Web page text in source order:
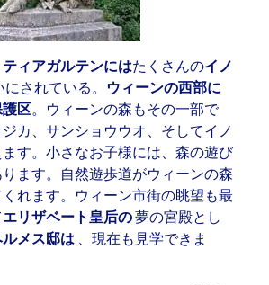
ィアガルテンにはたくさんのイノ
されている。 ウィーンの西部に
区。ウィーンの森もその一部で
カ、サンショウウオ、そしてイノ
す。小さなお子様には、森の遊び
ます。自然遊歩道がウィーンの森
れます。ウィーン市街の眺望も最
エリザベート皇后の夢の宮殿とし
メス邸は 、現在も見学できま